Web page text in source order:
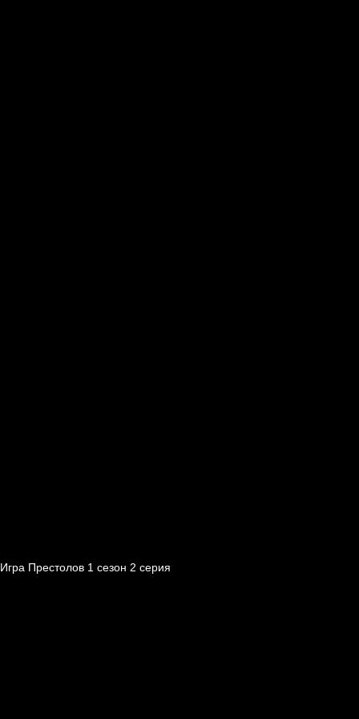
Игра Престолов 1 cезон 2 cерия